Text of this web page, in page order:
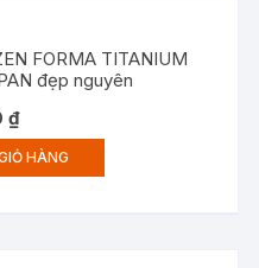
FORMA TITANIUM
đẹp nguyên
₫
HÀNG